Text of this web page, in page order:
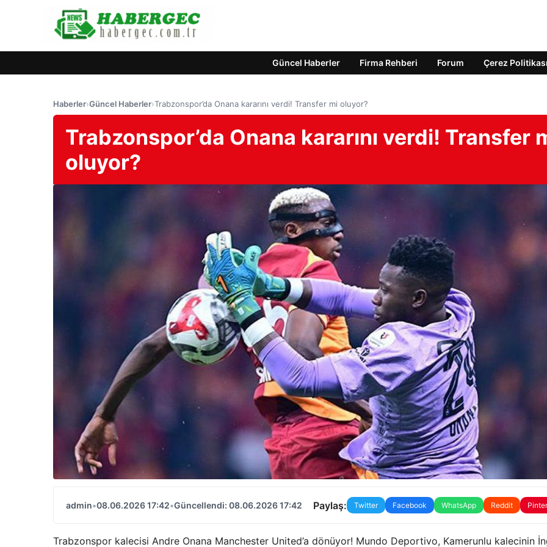
Güncel Haberler Firma Rehberi Forum Çerez Politikası
Haberler›Güncel Haberler›Trabzonspor’da Onana kararını verdi! Transfer mi oluyor?
Trabzonspor’da Onana kararını verdi! Transfer
oluyor?
admin•08.06.2026 17:42•Güncellendi: 08.06.2026 17:42 Paylaş: Twitter Facebook WhatsApp Reddit
Trabzonspor kalecisi Andre Onana Manchester United’a dönüyor! Mundo Deportivo, Kamerunlu kalecinin